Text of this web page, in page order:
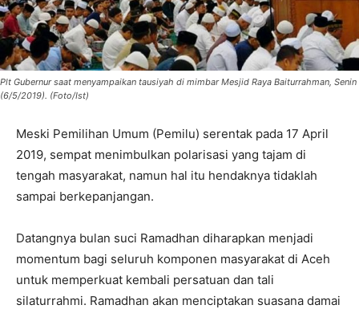
Plt Gubernur saat menyampaikan tausiyah di mimbar Mesjid Raya Baiturrahman, Senin
(6/5/2019). (Foto/Ist)
Meski Pemilihan Umum (Pemilu) serentak pada 17 April
2019, sempat menimbulkan polarisasi yang tajam di
tengah masyarakat, namun hal itu hendaknya tidaklah
sampai berkepanjangan.
Datangnya bulan suci Ramadhan diharapkan menjadi
momentum bagi seluruh komponen masyarakat di Aceh
untuk memperkuat kembali persatuan dan tali
silaturrahmi. Ramadhan akan menciptakan suasana damai